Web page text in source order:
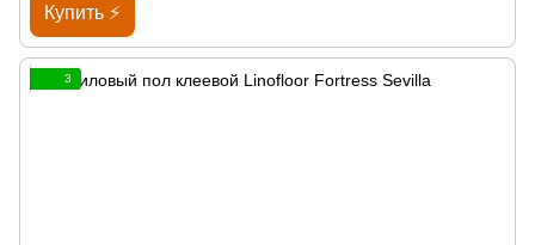
Купить ⚡
3